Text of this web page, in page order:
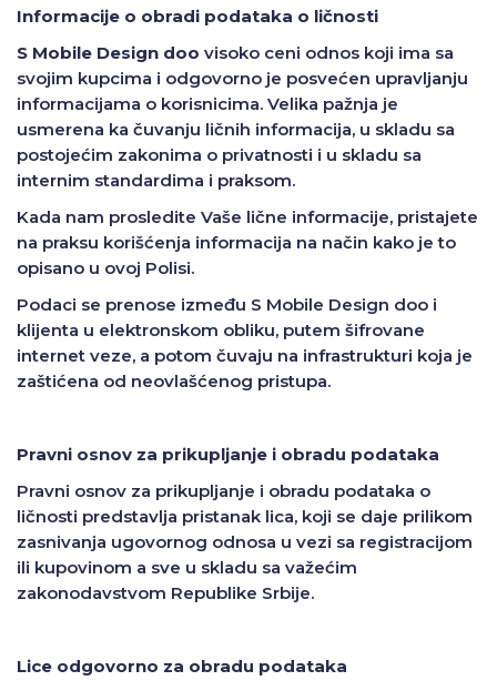
Informacije o obradi podataka o ličnosti
S Mobile Design doo visoko ceni odnos koji ima sa
svojim kupcima i odgovorno je posvećen upravljanju
informacijama o korisnicima. Velika pažnja je
usmerena ka čuvanju ličnih informacija, u skladu sa
postojećim zakonima o privatnosti i u skladu sa
internim standardima i praksom.
Kada nam prosledite Vaše lične informacije, pristajete
na praksu korišćenja informacija na način kako je to
opisano u ovoj Polisi.
Podaci se prenose između S Mobile Design doo i
klijenta u elektronskom obliku, putem šifrovane
internet veze, a potom čuvaju na infrastrukturi koja je
zaštićena od neovlašćenog pristupa.
Pravni osnov za prikupljanje i obradu podataka
Pravni osnov za prikupljanje i obradu podataka o
ličnosti predstavlja pristanak lica, koji se daje prilikom
zasnivanja ugovornog odnosa u vezi sa registracijom
ili kupovinom a sve u skladu sa važećim
zakonodavstvom Republike Srbije.
Lice odgovorno za obradu podataka